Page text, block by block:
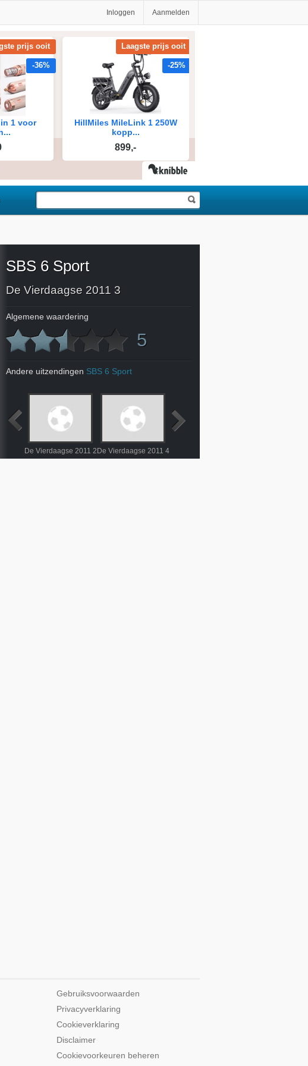
Inloggen Aanmelden
SBS 6 Sport
De Vierdaagse 2011 3
Algemene waardering
5
Andere uitzendingen SBS 6 Sport
De Vierdaagse 2011 2De Vierdaagse 2011 4
Gebruiksvoorwaarden
Privacyverklaring
Cookieverklaring
Disclaimer
Cookievoorkeuren beheren